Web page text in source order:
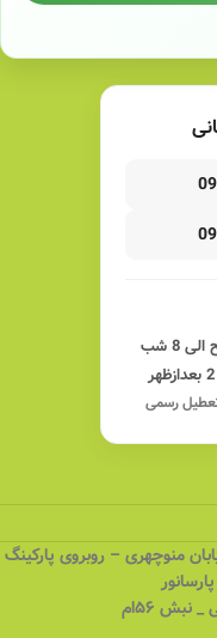
رسمی
منوچهری – روبروی پارکینگ
نبش ۵۶ام